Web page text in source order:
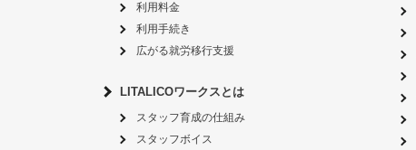
利用料金
利用手続き
広がる就労移行支援
LITALICOワークスとは
スタッフ育成の仕組み
スタッフボイス